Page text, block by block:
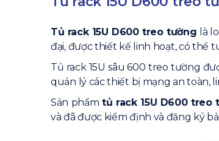
Tủ rack 15U D600 treo tường là
đại, được thiết kế linh hoạt, có thể
Tủ rack 15U sâu 600 treo tường
quản lý các thiết bị mạng an toàn,
Sản phẩm tủ rack 15U D600 treo
và đã được kiểm định và đăng ký